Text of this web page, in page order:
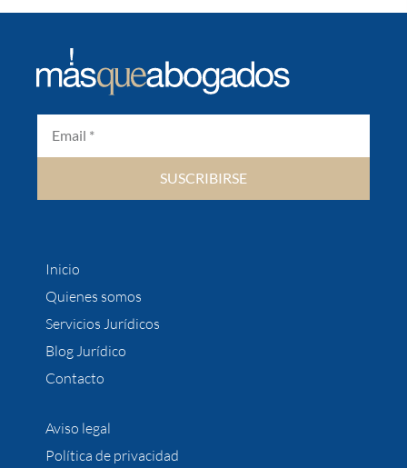
SUSCRIBIRSE
Inicio
Quienes somos
Servicios Jurídicos
Blog Jurídico
Contacto
Aviso legal
Política de privacidad